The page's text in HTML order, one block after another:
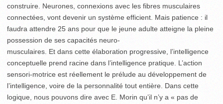
construire. Neurones, connexions avec les fibres musculaires
connectées, vont devenir un système efficient. Mais patience : il
faudra attendre 25 ans pour que le jeune adulte atteigne la pleine
possession de ses capacités neuro­-
muscu­laires. Et dans cette élaboration progressive, l’intelligence
conceptuelle prend racine dans l’intelligence pratique. L’action
sensori-motrice est réellement le prélude au développement de
l’intelligence, voire de la personnalité tout entière. Dans cette
logique, nous pouvons dire avec E. Morin qu’il n’y a « pas de